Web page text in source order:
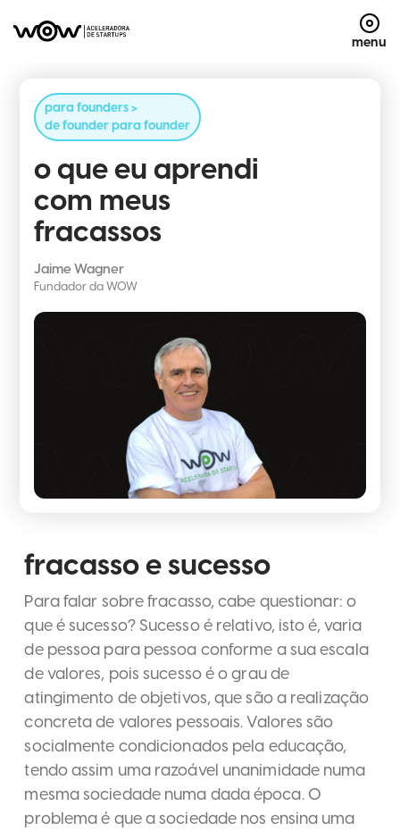
menu
para founders >
de founder para founder
o que eu aprendi
com meus
fracassos
Jaime Wagner
Fundador da WOW
fracasso e sucesso
Para falar sobre fracasso, cabe questionar: o
que é sucesso? Sucesso é relativo, isto é, varia
de pessoa para pessoa conforme a sua escala
de valores, pois sucesso é o grau de
atingimento de objetivos, que são a realização
concreta de valores pessoais. Valores são
socialmente condicionados pela educação,
tendo assim uma razoável unanimidade numa
mesma sociedade numa dada época. O
problema é que a sociedade nos ensina uma